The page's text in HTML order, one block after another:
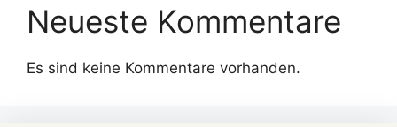
Neueste Kommentare
Es sind keine Kommentare vorhanden.